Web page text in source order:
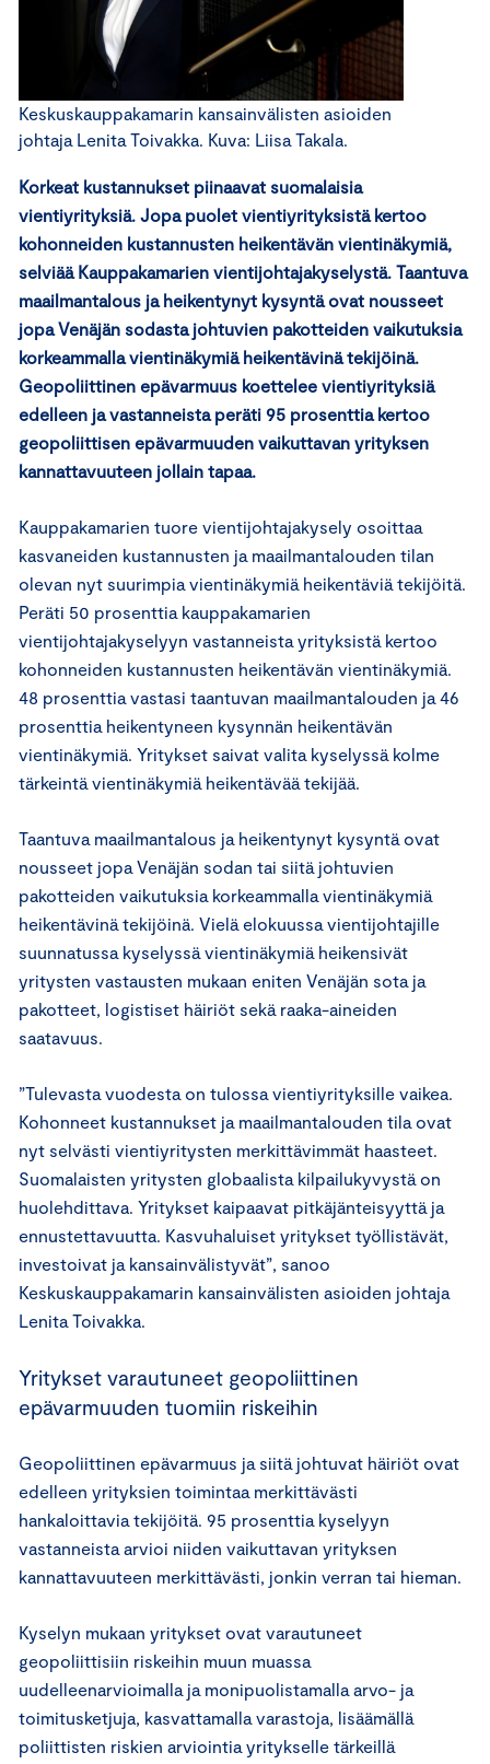
Keskuskauppakamarin kansainvälisten asioiden
johtaja Lenita Toivakka. Kuva: Liisa Takala.
Korkeat kustannukset piinaavat suomalaisia
vientiyrityksiä. Jopa puolet vientiyrityksistä kertoo
kohonneiden kustannusten heikentävän vientinäkymiä,
selviää Kauppakamarien vientijohtajakyselystä. Taantuva
maailmantalous ja heikentynyt kysyntä ovat nousseet
jopa Venäjän sodasta johtuvien pakotteiden vaikutuksia
korkeammalla vientinäkymiä heikentävinä tekijöinä.
Geopoliittinen epävarmuus koettelee vientiyrityksiä
edelleen ja vastanneista peräti 95 prosenttia kertoo
geopoliittisen epävarmuuden vaikuttavan yrityksen
kannattavuuteen jollain tapaa.
Kauppakamarien tuore vientijohtajakysely osoittaa
kasvaneiden kustannusten ja maailmantalouden tilan
olevan nyt suurimpia vientinäkymiä heikentäviä tekijöitä.
Peräti 50 prosenttia kauppakamarien
vientijohtajakyselyyn vastanneista yrityksistä kertoo
kohonneiden kustannusten heikentävän vientinäkymiä.
48 prosenttia vastasi taantuvan maailmantalouden ja 46
prosenttia heikentyneen kysynnän heikentävän
vientinäkymiä. Yritykset saivat valita kyselyssä kolme
tärkeintä vientinäkymiä heikentävää tekijää.
Taantuva maailmantalous ja heikentynyt kysyntä ovat
nousseet jopa Venäjän sodan tai siitä johtuvien
pakotteiden vaikutuksia korkeammalla vientinäkymiä
heikentävinä tekijöinä. Vielä elokuussa vientijohtajille
suunnatussa kyselyssä vientinäkymiä heikensivät
yritysten vastausten mukaan eniten Venäjän sota ja
pakotteet, logistiset häiriöt sekä raaka-aineiden
saatavuus.
”Tulevasta vuodesta on tulossa vientiyrityksille vaikea.
Kohonneet kustannukset ja maailmantalouden tila ovat
nyt selvästi vientiyritysten merkittävimmät haasteet.
Suomalaisten yritysten globaalista kilpailukyvystä on
huolehdittava. Yritykset kaipaavat pitkäjänteisyyttä ja
ennustettavuutta. Kasvuhaluiset yritykset työllistävät,
investoivat ja kansainvälistyvät”, sanoo
Keskuskauppakamarin kansainvälisten asioiden johtaja
Lenita Toivakka.
Yritykset varautuneet geopoliittinen
epävarmuuden tuomiin riskeihin
Geopoliittinen epävarmuus ja siitä johtuvat häiriöt ovat
edelleen yrityksien toimintaa merkittävästi
hankaloittavia tekijöitä. 95 prosenttia kyselyyn
vastanneista arvioi niiden vaikuttavan yrityksen
kannattavuuteen merkittävästi, jonkin verran tai hieman.
Kyselyn mukaan yritykset ovat varautuneet
geopoliittisiin riskeihin muun muassa
uudelleenarvioimalla ja monipuolistamalla arvo- ja
toimitusketjuja, kasvattamalla varastoja, lisäämällä
poliittisten riskien arviointia yritykselle tärkeillä